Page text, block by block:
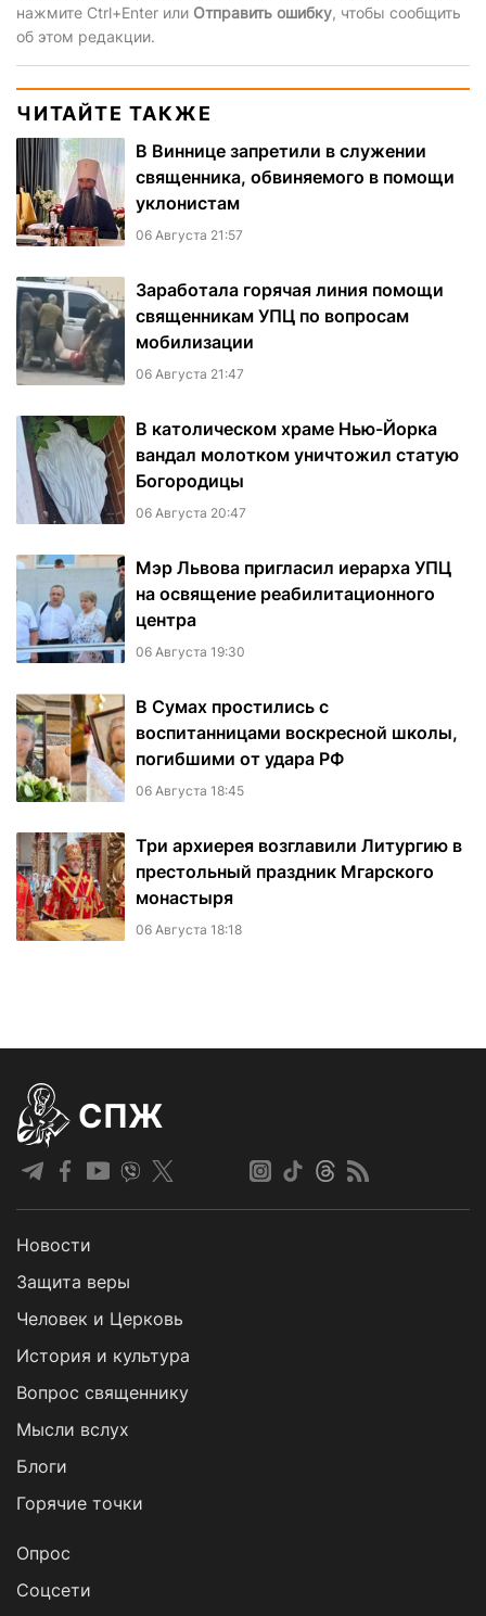
нажмите Ctrl+Enter или Отправить ошибку, чтобы сообщить
об этом редакции.
ЧИТАЙТЕ ТАКЖЕ
В Виннице запретили в служении
священника, обвиняемого в помощи
уклонистам
06 Августа 21:57
Заработала горячая линия помощи
священникам УПЦ по вопросам
мобилизации
06 Августа 21:47
В католическом храме Нью-Йорка
вандал молотком уничтожил статую
Богородицы
06 Августа 20:47
Мэр Львова пригласил иерарха УПЦ
на освящение реабилитационного
центра
06 Августа 19:30
В Сумах простились с
воспитанницами воскресной школы,
погибшими от удара РФ
06 Августа 18:45
Три архиерея возглавили Литургию в
престольный праздник Мгарского
монастыря
06 Августа 18:18
СПЖ
Новости
Защита веры
Человек и Церковь
История и культура
Вопрос священнику
Мысли вслух
Блоги
Горячие точки
Опрос
Cоцсети